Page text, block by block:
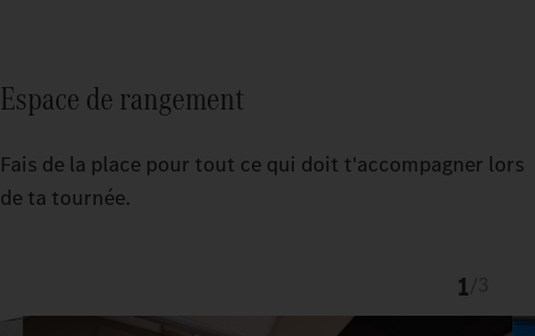
Espace de rangement
Fais de la place pour tout ce qui doit t'accompagner lors
de ta tournée.
1